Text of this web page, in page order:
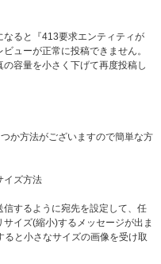
ると『413要求エンティティが
ューが正常に投稿できません。
容量を小さく下げて再度投稿し
か方法がございますので簡単な方
イズ方法
するように宛先を設定して、任
イズ(縮小)するメッセージが出ま
と小さなサイズの画像を受け取